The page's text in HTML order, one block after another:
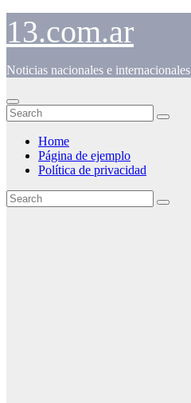
Skip
content
13.com.ar
Noticias nacionales e internacionales
Home
Página de ejemplo
Política de privacidad